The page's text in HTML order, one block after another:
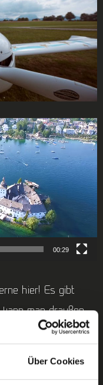
Über Cookies
00:29
hier! Es gibt
man draußen
eine Decke dazu.